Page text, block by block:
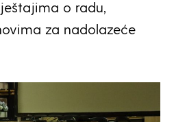
o radu,
za nadolazeće